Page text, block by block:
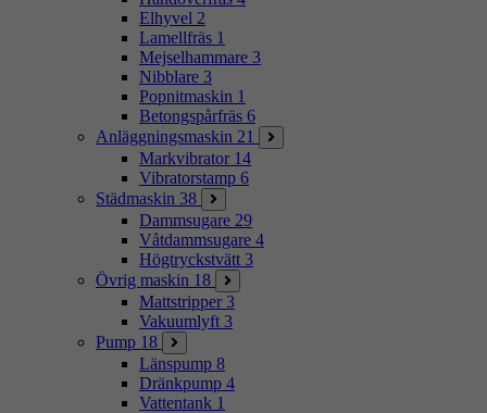
Elhyvel 2
Lamellfräs 1
Mejselhammare 3
Nibblare 3
Popnitmaskin 1
Betongspårfräs 6
Anläggningsmaskin 21
Markvibrator 14
Vibratorstamp 6
Städmaskin 38
Dammsugare 29
Våtdammsugare 4
Högtryckstvätt 3
Övrig maskin 18
Mattstripper 3
Vakuumlyft 3
Pump 18
Länspump 8
Dränkpump 4
Vattentank 1